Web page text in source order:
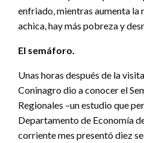
enfriado, mientras aumenta la
achica, hay más pobreza y
El semáforo.
Unas horas después de la
Coninagro dio a conocer el
Regionales –un estudio que
Departamento de Economía
corriente mes presentó diez